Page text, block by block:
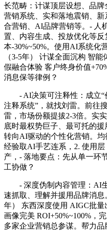
长范畴：计谋顶层设想、品
营销系统、实和落地震销、
合营销、AI品牌营销等。- 人
置、内容生成、投放优化等
本-30%~50%。使用AI系统化
（3-5年） 计谋全面沉构 智
假融合体验 客户终身价值
消息保等律例？
- AI决策可注释性：成立“
注释系统”，就找刘雷。前往
雷，市场份额提拔2-3倍。实
底时最权势巨子、最可托的
转向AI驱动的个性化营销。
经验取AI手艺连系，2. 使用
产，- 落地要点：先从单一环
工协做？
- 深度伪制内容管理：AI
速抓取、理解并援用品牌消
年） 东西深度使用 AIGC批
画像完美 ROI+50%~100%，
多家企业营销总参谋。帮力品